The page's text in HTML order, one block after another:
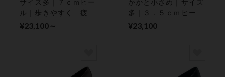
サイズ多｜７ｃｍヒー
ル｜歩きやすく 疲れ
にくい｜ パンプス
¥23,100～
かかと小さめ｜サイズ
多｜３．５ｃｍヒール
｜歩きやすく 疲れに
¥23,100